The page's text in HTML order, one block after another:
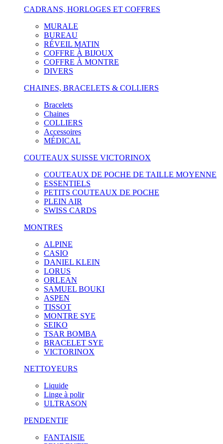
CADRANS, HORLOGES ET COFFRES
MURALE
BUREAU
RÉVEIL MATIN
COFFRE À BIJOUX
COFFRE À MONTRE
DIVERS
CHAINES, BRACELETS & COLLIERS
Bracelets
Chaines
COLLIERS
Accessoires
MÉDICAL
COUTEAUX SUISSE VICTORINOX
COUTEAUX DE POCHE DE TAILLE MOYENNE
ESSENTIELS
PETITS COUTEAUX DE POCHE
PLEIN AIR
SWISS CARDS
MONTRES
ALPINE
CASIO
DANIEL KLEIN
LORUS
ORLEAN
SAMUEL BOUKI
ASPEN
TISSOT
MONTRE SYE
SEIKO
TSAR BOMBA
BRACELET SYE
VICTORINOX
NETTOYEURS
Liquide
Linge à polir
ULTRASON
PENDENTIF
FANTAISIE